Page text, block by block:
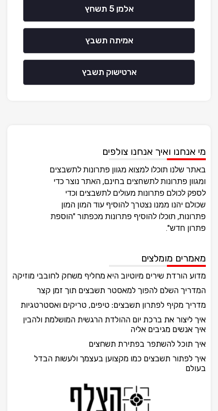
אלמן 5 תשחץ
אמיתה תשבץ
ארטישוק תשבץ
מי אנחנו ואיך אנחנו צולפים
באתר שלנו תוכלו למצוא מגוון פתרונות לתשבצים
ומגוון פתרונות לתשחצים בחינם, האתר נוצר כדי
לספק לכולם פתרונות מעולים לתשבצים וכדי
שכולם יהנו ממנו נצטרך להוסיף עוד המון המון
פתרונות, תוכלו להוסיף פתרונות מכפתור "הוספת
פתרון חדש".
מאמרים מומלצים
מדוע הורדת שירים מיוטיוב היא מחליף משחק לחובבי מוזיקה
המדריך השלם להפוך למאסטר תשבצים תוך זמן קצר
מדריך מקיף לפתרון תשבצים: טיפים, טריקים ואסטרטגיות
איך ליצור את ברכת יום ההולדת הרגשית המושלמת ולהבין
איך אנשים מגיבים אליה
איך תוכל להשתפר בפתירת תשחצים
איך לפתור תשבצים כמו מקצוען בעצמך ולעשות הבדל
בעולם